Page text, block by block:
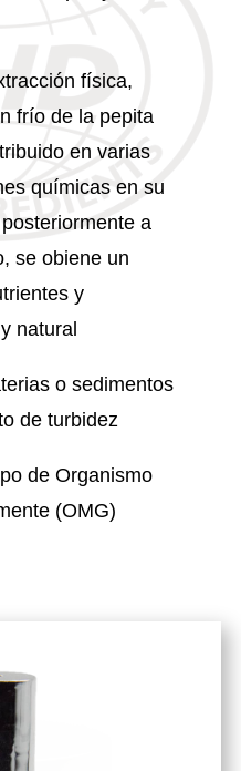
física,
frío de la pepita
en varias
químicas en su
a
se obiene un
y
natural
o sedimentos
de turbidez
de Organismo
(OMG)